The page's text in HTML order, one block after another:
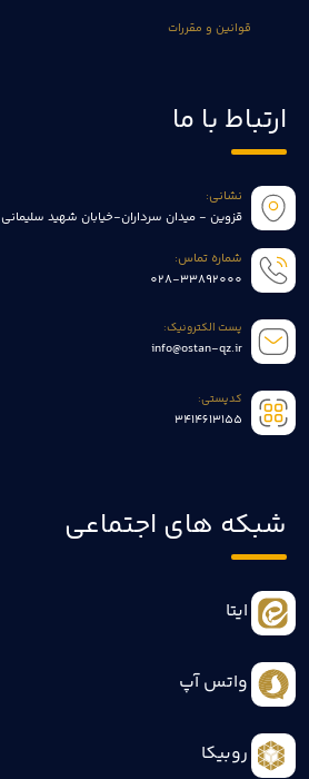
قوانین و مقررات
ارتباط با ما
نشانی:
قزوین - میدان سرداران-خیابان شهید سلیمانی
شماره تماس:
028-33892000
پست الکترونیک:
info@ostan-qz.ir
کدپستی:
3414613155
شبکه های اجتماعی
ایتا
واتس آپ
روبیکا